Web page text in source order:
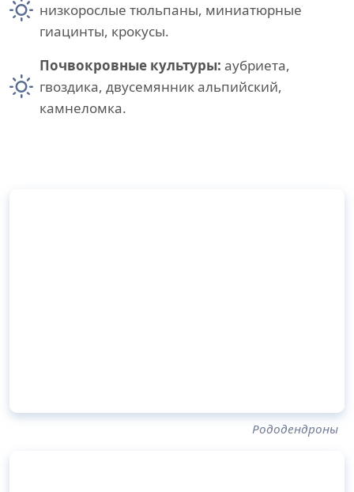
низкорослые тюльпаны, миниатюрные
гиацинты, крокусы.
Почвокровные культуры: аубриета,
гвоздика, двусемянник альпийский,
камнеломка.
Рододендроны